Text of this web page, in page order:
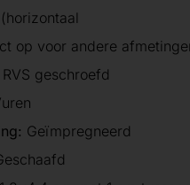
op voor andere
RVS geschroefd
Geïmpregneerd